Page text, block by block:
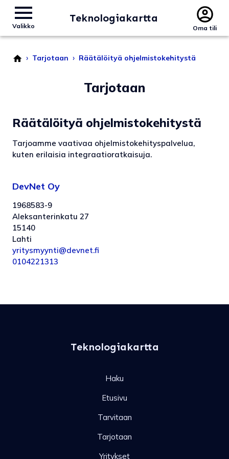
Valikko
Teknologiakartta
Oma tili
› Tarjotaan › Räätälöityä ohjelmistokehitystä
Tarjotaan
Räätälöityä ohjelmistokehitystä
Tarjoamme vaativaa ohjelmistokehityspalvelua,
kuten erilaisia integraatioratkaisuja.
DevNet Oy
1968583-9
Aleksanterinkatu 27
15140
Lahti
yritysmyynti@devnet.fi
0104221313
Teknologiakartta
Haku
Etusivu
Tarvitaan
Tarjotaan
Yritykset